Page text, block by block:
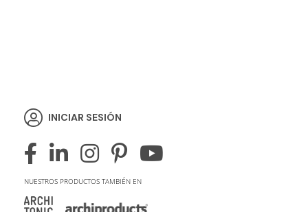
INICIAR SESIÓN
NUESTROS PRODUCTOS TAMBIÉN EN